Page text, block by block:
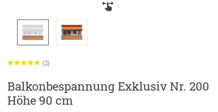
(2)
Balkonbespannung Exklusiv Nr. 200
Höhe 90 cm